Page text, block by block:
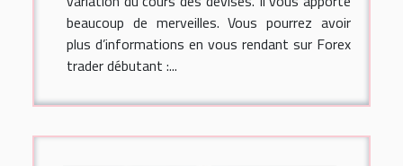
beaucoup de merveilles. Vous pourrez avoir
plus d’informations en vous rendant sur Forex
trader débutant :...